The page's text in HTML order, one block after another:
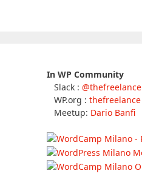
In WP Community
Slack :@thefreelance
WP.org :thefreelance
Meetup: Dario Banfi